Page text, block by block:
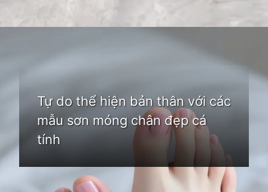
Tự do thể hiện bản thân với các
mẫu sơn móng chân đẹp cá
tính